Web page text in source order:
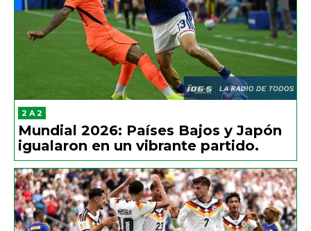
2 A 2
Mundial 2026: Países Bajos y Japón
igualaron en un vibrante partido.